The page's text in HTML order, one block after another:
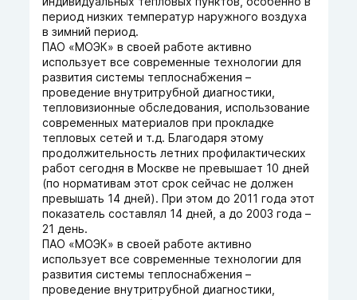
период низких температур наружного воздуха
в зимний период.
ПАО «МОЭК» в своей работе активно
использует все современные технологии для
развития системы теплоснабжения –
проведение внутритрубной диагностики,
тепловизионные обследования, использование
современных материалов при прокладке
тепловых сетей и т.д. Благодаря этому
продолжительность летних профилактических
работ сегодня в Москве не превышает 10 дней
(по нормативам этот срок сейчас не должен
превышать 14 дней). При этом до 2011 года этот
показатель составлял 14 дней, а до 2003 года –
21 день.
ПАО «МОЭК» в своей работе активно
использует все современные технологии для
развития системы теплоснабжения –
проведение внутритрубной диагностики,